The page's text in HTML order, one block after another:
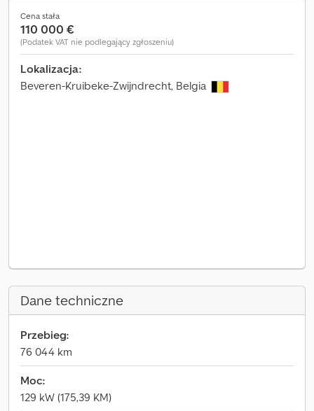
Cena stała
110 000 €
(Podatek VAT nie podlegający zgłoszeniu)
Lokalizacja:
Beveren-Kruibeke-Zwijndrecht, Belgia
Dane techniczne
Przebieg:
76 044 km
Moc:
129 kW (175,39 KM)